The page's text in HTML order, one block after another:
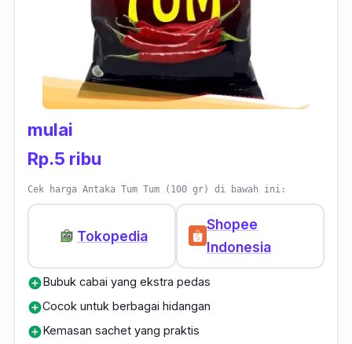
mulai
Rp.5 ribu
Cek harga Antaka Tum Tum (100 gr) di bawah ini:
Tokopedia
Shopee
Indonesia
add_circleBubuk cabai yang ekstra pedas
add_circleCocok untuk berbagai hidangan
add_circleKemasan sachet yang praktis